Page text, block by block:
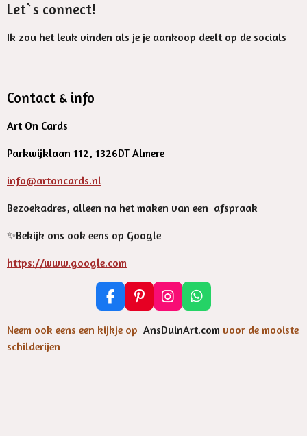
Let`s connect!
Ik zou het leuk vinden als je je aankoop deelt op de socials
Contact & info
Art On Cards
Parkwijklaan 112, 1326DT Almere
info@artoncards.nl
Bezoekadres, alleen na het maken van een afspraak
✨️Bekijk ons ook eens op Google
https://www.google.com
F
a
c
P
i
n
I
n
s
W
h
a
Neem ook eens een kijkje op AnsDuinArt.com voor de mooiste
schilderijen